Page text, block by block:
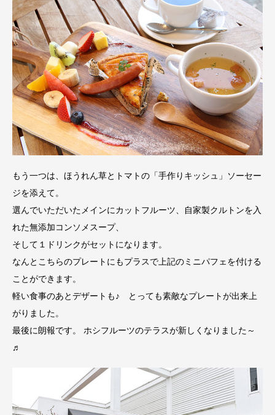
もう一つは、ほうれん草とトマトの「手作りキッシュ」ソーセー
ジを添えて。
選んでいただいたメインにカットフルーツ、自家製クルトンを入
れた無添加コンソメスープ、
そして１ドリンクがセットになります。
なんとこちらのプレートにもプラスで上記のミニパフェを付ける
ことができます。
軽い食事のあとデザートも♪ とっても素敵なプレートが出来上
がりました。
最後に朗報です。 ホシフルーツのテラスが新しくなりました～
♬